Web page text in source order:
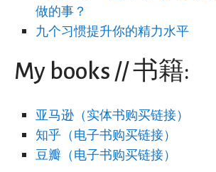
做的事？
九个习惯提升你的精力水平
My books // 书籍:
亚马逊（实体书购买链接）
知乎（电子书购买链接）
豆瓣（电子书购买链接）